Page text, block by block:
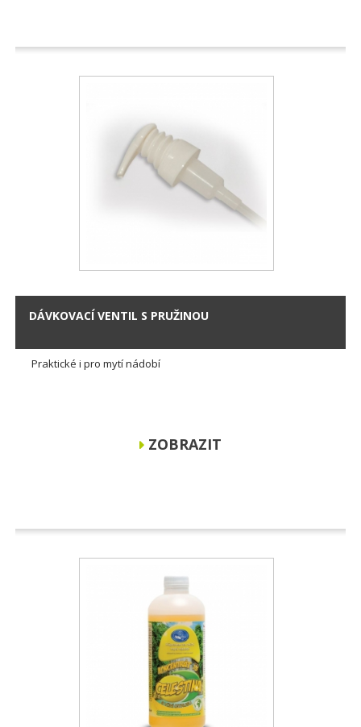
DÁVKOVACÍ VENTIL S PRUŽINOU
Praktické i pro mytí nádobí
ZOBRAZIT